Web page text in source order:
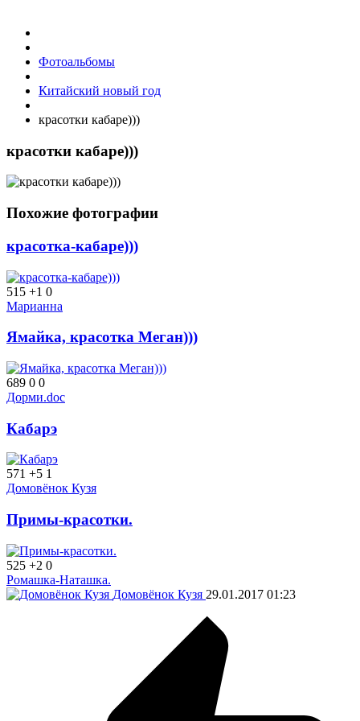
Фотоальбомы
Китайский новый год
красотки кабаре)))
красотки кабаре)))
Похожие фотографии
красотка-кабаре)))
515 +1 0
Марианна
Ямайка, красотка Меган)))
689 0 0
Дорми.doc
Кабарэ
571 +5 1
Домовёнок Кузя
Примы-красотки.
525 +2 0
Ромашка-Наташка.
Домовёнок Кузя 29.01.2017 01:23